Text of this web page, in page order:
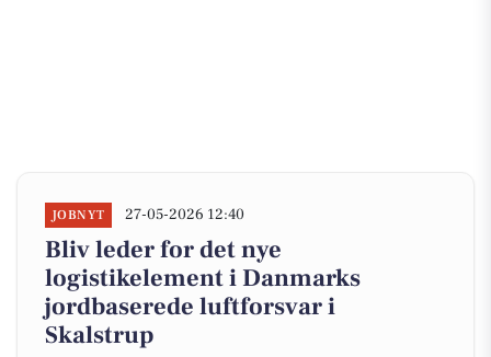
JOBNYT 27-05-2026 12:40
Bliv leder for det nye
logistikelement i Danmarks
jordbaserede luftforsvar i
Skalstrup